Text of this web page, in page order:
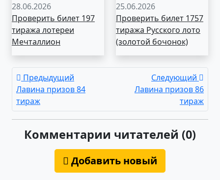
28.06.2026
Проверить билет 197
тиража лотереи
Мечталлион
25.06.2026
Проверить билет 1757
тиража Русского лото
(золотой бочонок)
Предыдущий
Лавина призов 84
тираж
Следующий
Лавина призов 86
тираж
Комментарии читателей (0)
Добавить новый